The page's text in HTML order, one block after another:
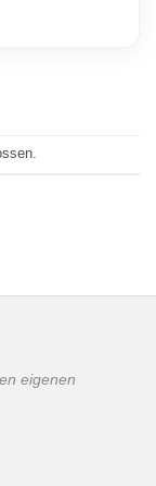
eigenen